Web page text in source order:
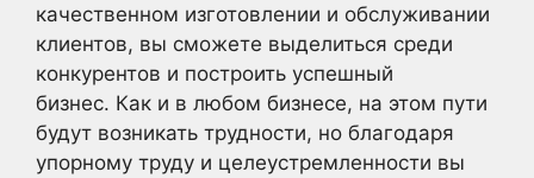
качественном изготовлении и обслуживании
клиентов, вы сможете выделиться среди
конкурентов и построить успешный
бизнес. Как и в любом бизнесе, на этом пути
будут возникать трудности, но благодаря
упорному труду и целеустремленности вы